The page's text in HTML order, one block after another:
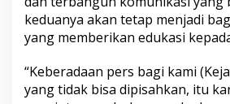
keduanya akan tetap menjadi
yang memberikan edukasi
“Keberadaan pers bagi kami
yang tidak bisa dipisahkan, itu